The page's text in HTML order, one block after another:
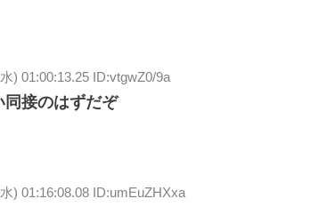
) 01:00:13.25 ID:vtgwZ0/9a
同接のはずだぞ
) 01:16:08.08 ID:umEuZHXxa